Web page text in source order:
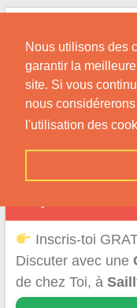
Nous utilisons des
garantir la
site. Si vous
nous
l'utilisation des
Skip
content
Nos Conseils pour
Originaire de Chine !
Inscris-toi
Discuter avec une
de chez Toi, à